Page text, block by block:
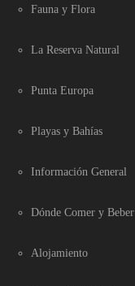
Fauna y Flora
La Reserva Natural
Punta Europa
Playas y Bahías
Información General
Dónde Comer y Beber
Alojamiento